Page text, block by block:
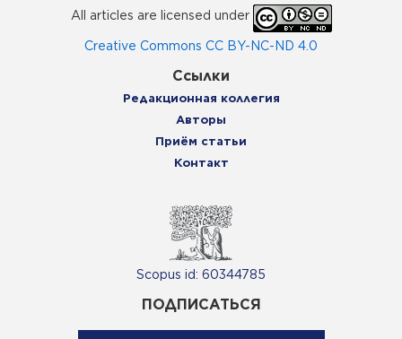
All articles are licensed under
Creative Commons CC BY-NC-ND 4.0
Ссылки
Редакционная коллегия
Авторы
Приём статьи
Контакт
Scopus id: 60344785
ПОДПИСАТЬСЯ